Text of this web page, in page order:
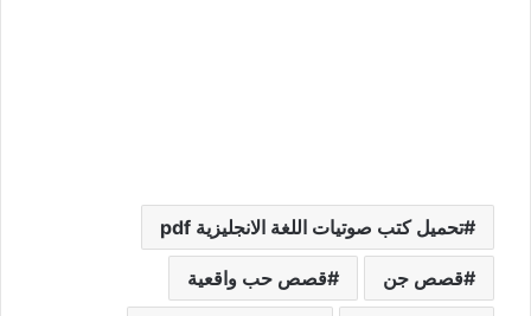
تحميل كتب صوتيات اللغة الانجليزية pdf
قصص جن قصص حب واقعية